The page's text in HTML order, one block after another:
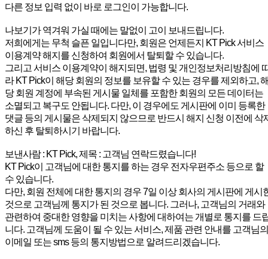
다른 정보 입력 없이 바로 로그인이 가능합니다.
나보기가 역겨워 가실 때에는 말없이 고이 보내드립니다.
저희에게는 무척 슬픈 일입니다만, 회원은 언제든지 KT Pick 서비스
이용계약 해지를 신청하여 회원에서 탈퇴할 수 있습니다.
그리고 서비스 이용계약이 해지되면, 법령 및 개인정보처리방침에
라 KT Pick이 해당 회원의 정보를 보유할 수 있는 경우를 제외하고,
당 회원 계정에 부속된 게시물 일체를 포함한 회원의 모든 데이터는
소멸되고 복구도 안됩니다. 다만, 이 경우에도 게시판에 이미 등록한
댓글 등의 게시물은 삭제되지 않으므로 반드시 해지 신청 이전에 삭
하신 후 탈퇴하시기 바랍니다.
보낸사람 : KT Pick, 제목 : 고객님 연락드렸습니다!
KT Pick이 고객님에 대한 통지를 하는 경우 전자우편주소 등으로 할
수 있습니다.
다만, 회원 전체에 대한 통지의 경우 7일 이상 회사의 게시판에 게시
것으로 고객님께 통지가 된 것으로 봅니다. 그러나, 고객님의 거래와
관련하여 중대한 영향을 미치는 사항에 대하여는 개별로 통지를 드
니다. 고객님께 도움이 될 수 있는 서비스, 제품 관련 안내를 고객님의
이메일 또는 sms 등의 통지방법으로 알려드리겠습니다.